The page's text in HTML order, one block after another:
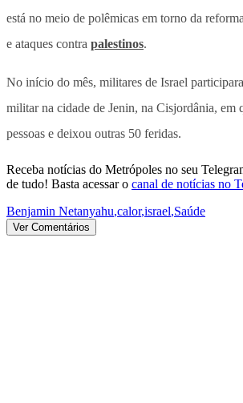
está no meio de polêmicas em torno da
e ataques contra palestinos.
No início do mês, militares de Israel
militar na cidade de Jenin, na Cisjordânia, em
pessoas e deixou outras 50 feridas.
Receba notícias do Metrópoles no seu
de tudo! Basta acessar o canal de notícias no
Benjamin Netanyahu,calor,israel,Saúde
Ver Comentários